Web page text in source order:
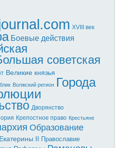
XVIII век
Боевые действия
советская
Великие князья
Волжский регион Города
Дворянство
Крепостное право Крестьяне
Образование
II Православие